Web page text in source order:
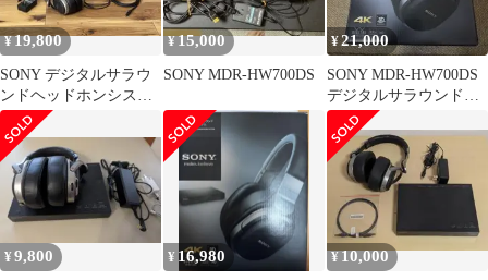
¥19,800
SONY デジタルサラウ
ンドヘッドホンシステ
ム MDR-HW700DS 箱付
き
¥15,000
SONY MDR-HW700DS
¥21,000
SONY MDR-HW700DS
デジタルサラウンドヘ
ッドホンシステム
¥9,800 ¥ 16,980 ¥10,000